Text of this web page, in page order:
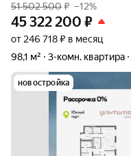
51 502 500₽ –12%
45 322 200 ₽
от 246 718 ₽ в месяц
98,1 м²
3-комн. квартира
новостройка